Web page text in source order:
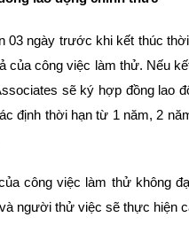
03 ngày trước khi kết thúc
của công việc làm thử. Nếu
sẽ ký hợp đồng lao
định thời hạn từ 1 năm, 2
công việc làm thử không
người thử việc sẽ thực hiện